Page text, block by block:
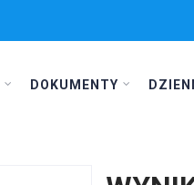
DOKUMENTY